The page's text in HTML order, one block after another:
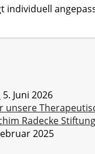
5. Juni 2026
Radecke Stiftung
2025